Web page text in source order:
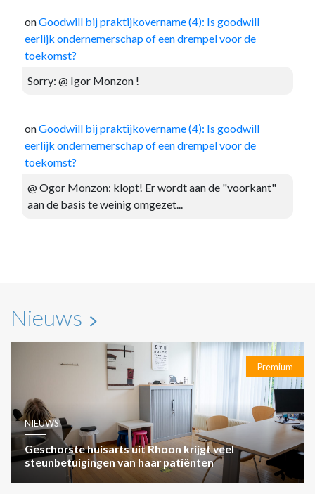
onGoodwill bij praktijkovername (4): Is goodwill
eerlijk ondernemerschap of een drempel voor de
toekomst?
Sorry: @ Igor Monzon !
onGoodwill bij praktijkovername (4): Is goodwill
eerlijk ondernemerschap of een drempel voor de
toekomst?
@ Ogor Monzon: klopt! Er wordt aan de "voorkant"
aan de basis te weinig omgezet...
Nieuws
Premium
NIEUWS
Geschorste huisarts uit Rhoon krijgt veel
steunbetuigingen van haar patiënten